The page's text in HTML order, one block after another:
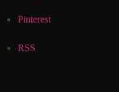
Pinterest
RSS